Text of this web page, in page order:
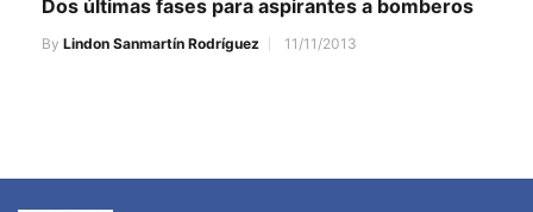
Dos últimas fases para aspirantes a bomberos
By Lindon Sanmartín Rodríguez 11/11/2013